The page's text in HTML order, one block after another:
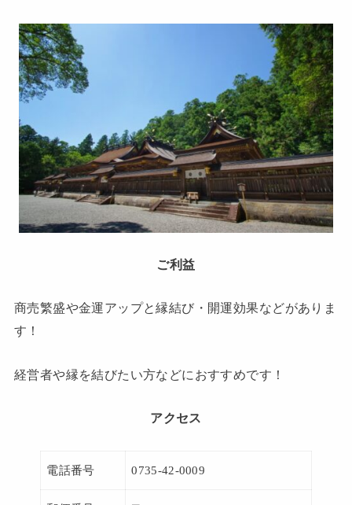
ご利益
商売繁盛や金運アップと縁結び・開運効果などがありま
す！
経営者や縁を結びたい方などにおすすめです！
アクセス
電話番号 0735-42-0009